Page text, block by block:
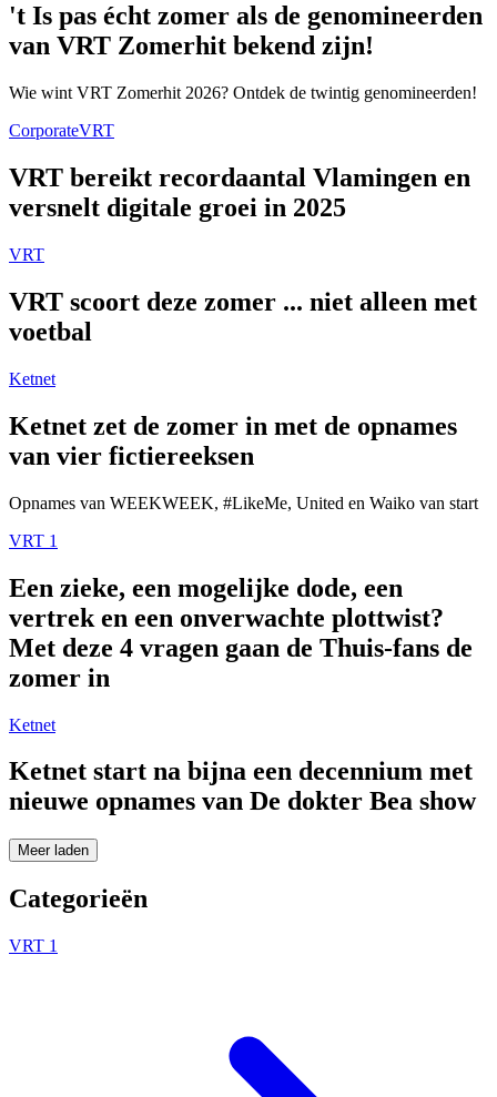
't Is pas écht zomer als de genomineerden
van VRT Zomerhit bekend zijn!
Wie wint VRT Zomerhit 2026? Ontdek de twintig genomineerden!
CorporateVRT
VRT bereikt recordaantal Vlamingen en
versnelt digitale groei in 2025
VRT
VRT scoort deze zomer ... niet alleen met
voetbal
Ketnet
Ketnet zet de zomer in met de opnames
van vier fictiereeksen
Opnames van WEEKWEEK, #LikeMe, United en Waiko van start
VRT 1
Een zieke, een mogelijke dode, een
vertrek en een onverwachte plottwist?
Met deze 4 vragen gaan de Thuis-fans de
zomer in
Ketnet
Ketnet start na bijna een decennium met
nieuwe opnames van De dokter Bea show
Meer laden
Categorieën
VRT 1